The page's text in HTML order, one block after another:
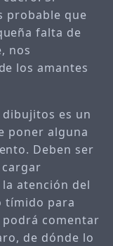
probable que
falta de
nos
los amantes
es un
poner alguna
Deben ser
atención del
tímido para
comentar
de dónde lo